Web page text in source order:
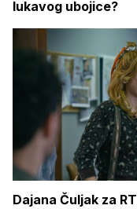
lukavog ubojice?
Dajana Čuljak za